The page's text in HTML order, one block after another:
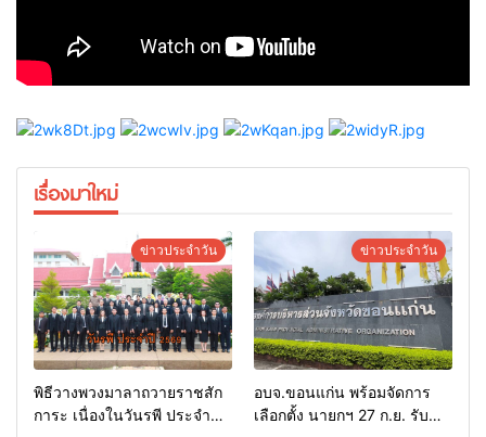
เรื่องมาใหม่
ข่าวประจำวัน
พิธีวางพวงมาลาถวายราชสัก
การะ เนื่องในวันรพี ประจำปี
ข่าวประจำวัน
อบจ.ขอนแก่น พร้อมจัดการ
เลือกตั้ง นายกฯ 27 ก.ย. รับ